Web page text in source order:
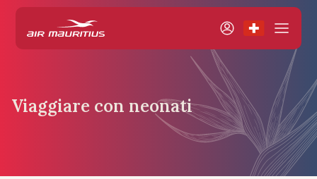
Viaggiare con neonati